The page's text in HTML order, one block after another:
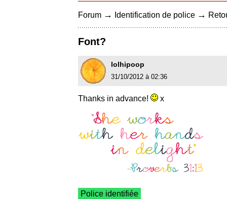
Forum → Identification de police →
Font?
lolhipoop
31/10/2012 à 02:36
Thanks in advance! x
Police identifiée